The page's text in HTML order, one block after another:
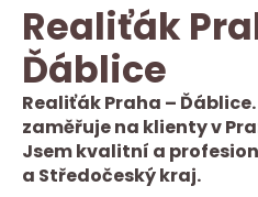
Realiťák
Ďáblice
Realiťák Praha –
zaměřuje na klienty v
Jsem kvalitní a
a Středočeský kraj.